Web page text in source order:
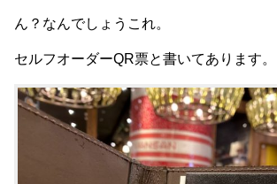
ん？なんでしょうこれ。
セルフオーダーQR票と書いてあります。